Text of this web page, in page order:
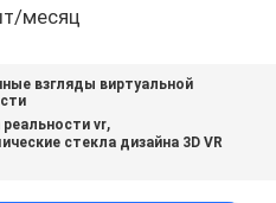
месяц
взгляды виртуальной
реальности vr,
стекла дизайна 3D VR